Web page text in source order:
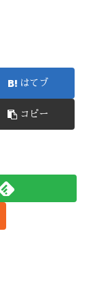
はてブ
コピー